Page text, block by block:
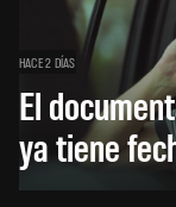
HACE 2 DÍAS
El
ya tiene